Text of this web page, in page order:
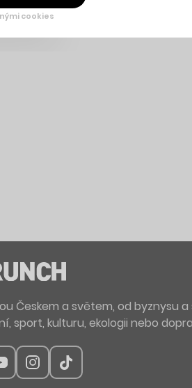
Českem a světem, od byznysu
sport, kulturu, ekologii nebo
cookies